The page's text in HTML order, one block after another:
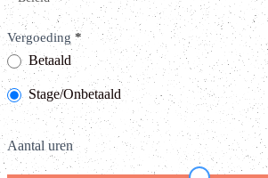
Vergoeding *
Betaald
Stage/Onbetaald
Aantal uren